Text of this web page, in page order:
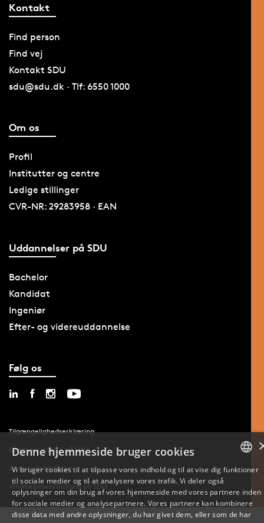
Kontakt
Find person
Find vej
Kontakt SDU
sdu@sdu.dk · Tlf: 6550 1000
Om os
Profil
Institutter og centre
Ledige stillinger
CVR-NR: 29283958 · EAN
Uddannelser på SDU
Bachelor
Kandidat
Ingeniør
Efter- og videreuddannelse
Følg os
Tilgængelighedserklæring
Databeskyttelse på SDU
Cookie-indstillinger
Whistleblowerordning på SDU
ENGLISH
Denne hjemmeside bruger cookies
Vi bruger cookies til at tilpasse vores indhold og til at vise dig funktioner
til sociale medier og til at analysere vores trafik. Vi deler også
oplysninger om din brug af vores hjemmeside med vores partnere inden
for sociale medier og analysepartnere. Vores partnere kan kombinere
disse data med andre oplysninger, du har givet dem, eller som de har